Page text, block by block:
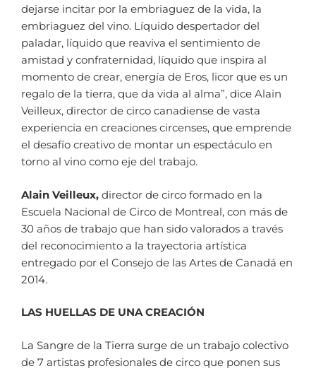
dejarse incitar por la embriaguez de la vida, la
embriaguez del vino. Líquido despertador del
paladar, líquido que reaviva el sentimiento de
amistad y confraternidad, líquido que inspira al
momento de crear, energía de Eros, licor que es un
regalo de la tierra, que da vida al alma”, dice Alain
Veilleux, director de circo canadiense de vasta
experiencia en creaciones circenses, que emprende
el desafío creativo de montar un espectáculo en
torno al vino como eje del trabajo.
Alain Veilleux, director de circo formado en la
Escuela Nacional de Circo de Montreal, con más de
30 años de trabajo que han sido valorados a través
del reconocimiento a la trayectoria artística
entregado por el Consejo de las Artes de Canadá en
2014.
LAS HUELLAS DE UNA CREACIÓN
La Sangre de la Tierra surge de un trabajo colectivo
de 7 artistas profesionales de circo que ponen sus